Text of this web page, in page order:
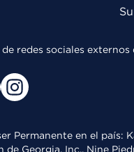
redes sociales
Permanente en el
de Georgia, Inc., Nine